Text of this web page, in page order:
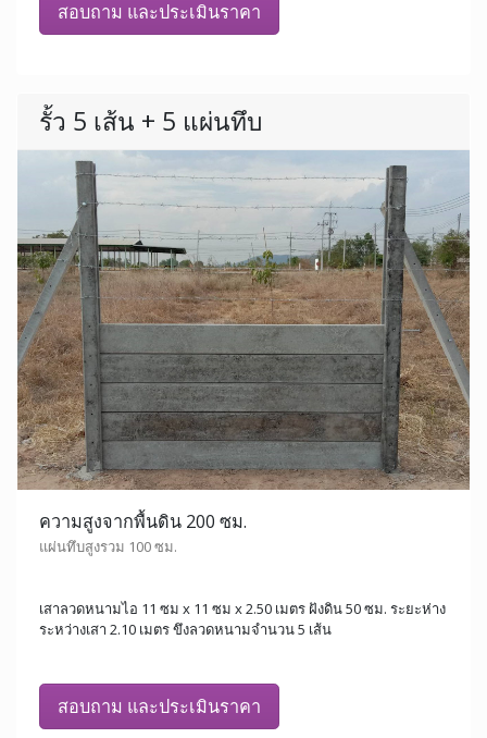
สอบถาม และประเมินราคา
รั้ว 5 เส้น + 5 แผ่นทึบ
ความสูงจากพื้นดิน 200 ซม.
แผ่นทึบสูงรวม 100 ซม.
เสาลวดหนามไอ 11 ซม x 11 ซม x 2.50 เมตร ฝังดิน 50 ซม. ระยะห่าง
ระหว่างเสา 2.10 เมตร ขึงลวดหนามจำนวน 5 เส้น
สอบถาม และประเมินราคา